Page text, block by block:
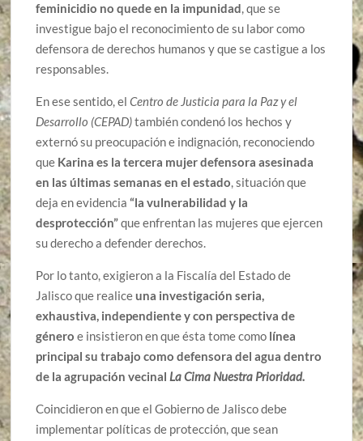
feminicidio no quede en la impunidad, que se
investigue bajo el reconocimiento de su labor como
defensora de derechos humanos y que se castigue a los
responsables.
En ese sentido, elCentro de Justicia para la Paz y el
Desarrollo (CEPAD)también condenó los hechos y
externó su preocupación e indignación, reconociendo
que Karina es la tercera mujer defensora asesinada
en las últimas semanas en el estado, situación que
deja en evidencia “la vulnerabilidad y la
desprotección”que enfrentan las mujeres que ejercen
su derecho a defender derechos.
Por lo tanto, exigieron a la Fiscalía del Estado de
Jalisco que realiceuna investigación seria,
exhaustiva, independiente y con perspectiva de
géneroe insistieron en que ésta tome como línea
principal su trabajo como defensora del agua dentro
de la agrupación vecinal La Cima Nuestra Prioridad.
Coincidieron en que el Gobierno de Jalisco debe
implementar políticas de protección, que sean